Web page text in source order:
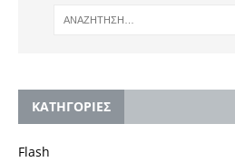
KΑΤΗΓΟΡΙΕΣ
Flash